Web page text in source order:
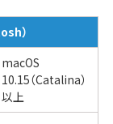
）
macOS
10.15（Catalina）
以上